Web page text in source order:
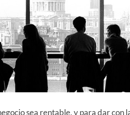
sea rentable, y para dar con